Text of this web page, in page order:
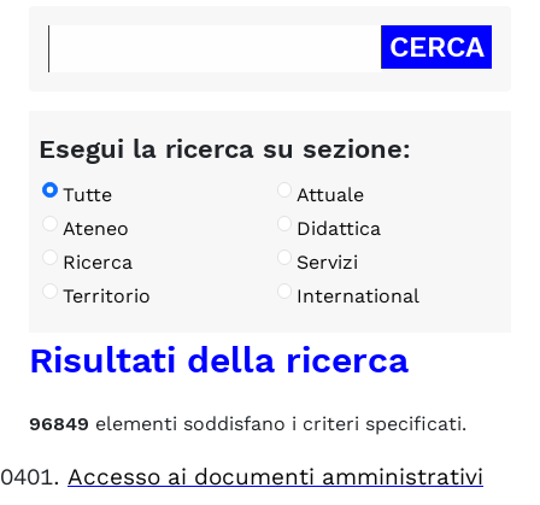
Esegui la ricerca su sezione:
Tutte
Attuale
Ateneo
Didattica
Ricerca
Servizi
Territorio
International
Risultati della ricerca
96849 elementi soddisfano i criteri specificati.
Accesso ai documenti amministrativi